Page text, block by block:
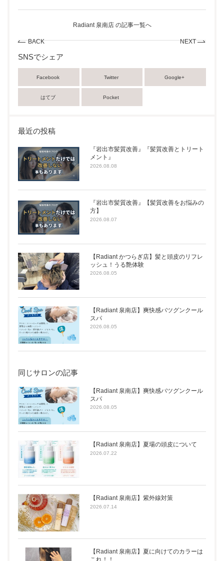
BACK
Radiant 泉南店 の記事一覧へ
NEXT
SNSでシェア
Facebook Twitter Google+
はてブ Pocket
最近の投稿
『岩出市髪質改善』『髪質改善とトリート
メント』
2026.08.08
『岩出市髪質改善』【髪質改善をお悩みの
方】
2026.08.07
【Radiant かつらぎ店】髪と頭皮のリフレ
ッシュ！うる艶体験
2026.08.05
【Radiant 泉南店】爽快感バツグンクール
スパ
2026.08.05
同じサロンの記事
【Radiant 泉南店】爽快感バツグンクール
スパ
2026.08.05
【Radiant 泉南店】夏場の頭皮について
2026.07.22
【Radiant 泉南店】紫外線対策
2026.07.14
【Radiant 泉南店】夏に向けてのカラーは